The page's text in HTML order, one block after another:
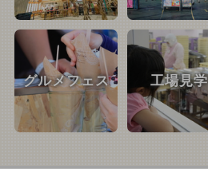
グルメフェス 工場見学